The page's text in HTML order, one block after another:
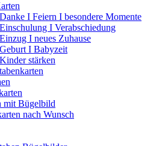
Danke I Feiern I besondere Momente
Einschulung I Verabschiedung
Einzug I neues Zuhause
Geburt I Babyzeit
Kinder stärken
mit Bügelbild
nach Wunsch